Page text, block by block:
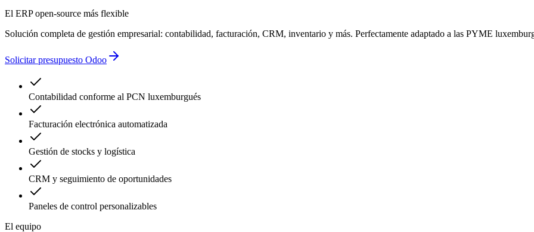
El ERP open-source más flexible
Solución completa de gestión empresarial: contabilidad, facturación, CRM, inventario y más. Perfectamente adaptado a las PYME
Solicitar presupuesto Odoo
Contabilidad conforme al PCN luxemburgués
Facturación electrónica automatizada
Gestión de stocks y logística
CRM y seguimiento de oportunidades
Paneles de control personalizables
El equipo